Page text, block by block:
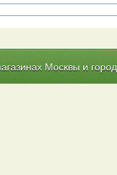
Москвы и